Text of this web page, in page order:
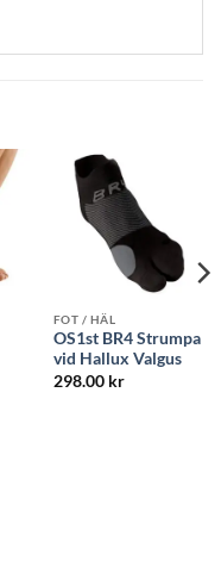
FOT / HÄL
OS1st BR4 Strumpa
vid Hallux Valgus
298.00 kr